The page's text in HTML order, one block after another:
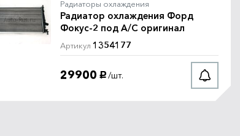
Радиаторы охлаждения
Радиатор охлаждения Форд
Фокус-2 под A/C оригинал
Артикул 1354177
29900 руб. /шт.